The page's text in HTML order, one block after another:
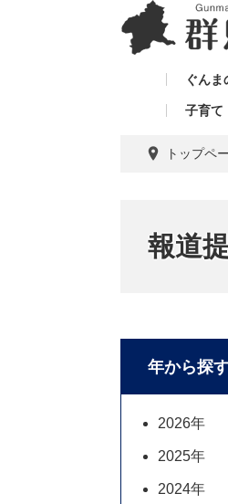
ぐん
子育て
トップペ
報道
年から探
2026年
2025年
2024年